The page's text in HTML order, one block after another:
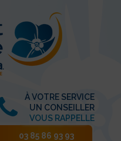
À VOTRE SERVICE
UN CONSEILLER
VOUS RAPPELLE
03 85 86 93 93